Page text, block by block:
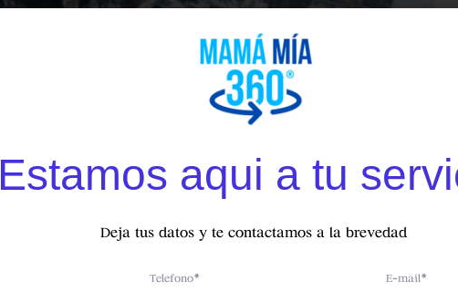
Estamos aqui a tu
Deja tus datos y te contactamos a la brevedad
Telefono